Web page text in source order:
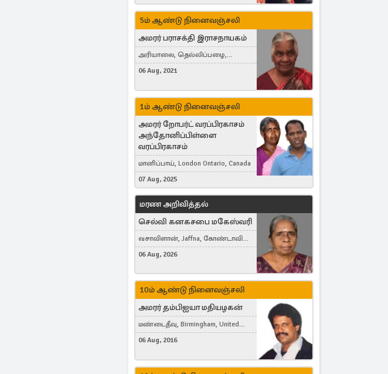
5ம் ஆண்டு நினைவஞ்சலி
அமரர் பராசக்தி இராசநாயகம்
அரியாலை, தெல்லிப்பழை,
Montreal, Canada
06 Aug, 2021
1ம் ஆண்டு நினைவஞ்சலி
அமரர் றோபர்ட் வரப்பிரகாசம்
அந்தோனிப்பிள்ளை
வரப்பிரகாசம்
மானிப்பாய், London Ontario, Canada
07 Aug, 2025
மரண அறிவித்தல்
செல்வி கனகசபை மகேஸ்வரி
வசாவிளான், Jaffna, கோண்டாவில்
கிழக்கு
06 Aug, 2026
10ம் ஆண்டு நினைவஞ்சலி
அமரர் தம்பிஐயா மதியழகன்
மண்டைதீவு, Birmingham, United
Kingdom
06 Aug, 2016